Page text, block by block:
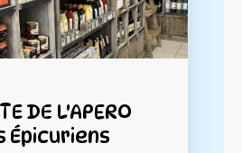
DE L'APERO
Épicuriens